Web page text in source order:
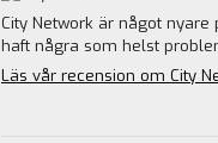
City Network är något
haft några som helst
Läs vår recension om City